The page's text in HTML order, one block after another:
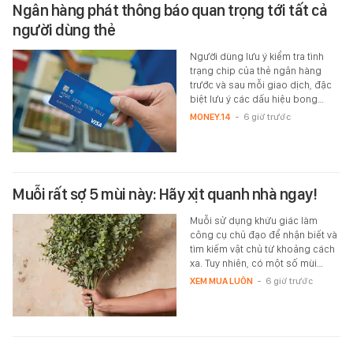
Ngân hàng phát thông báo quan trọng tới tất cả
người dùng thẻ
Người dùng lưu ý kiểm tra tình
trạng chip của thẻ ngân hàng
trước và sau mỗi giao dịch, đặc
biệt lưu ý các dấu hiệu bong…
MONEY.14 - 6 giờ trước
Muỗi rất sợ 5 mùi này: Hãy xịt quanh nhà ngay!
Muỗi sử dụng khứu giác làm
công cụ chủ đạo để nhận biết và
tìm kiếm vật chủ từ khoảng cách
xa. Tuy nhiên, có một số mùi…
XEM MUA LUÔN - 6 giờ trước